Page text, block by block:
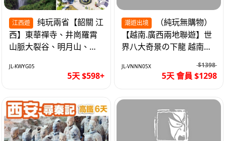
江西遊
西】東華禪寺、井崗羅霄
山脈大裂谷、明月山、仙
JL-KWYG05
5天 $598+
潮遊出境
【越南.廣西兩地聯遊】世
界八大奇景の下龍 越南首
車5天
JL-VNNN05X $1398
5天 會員 $1298